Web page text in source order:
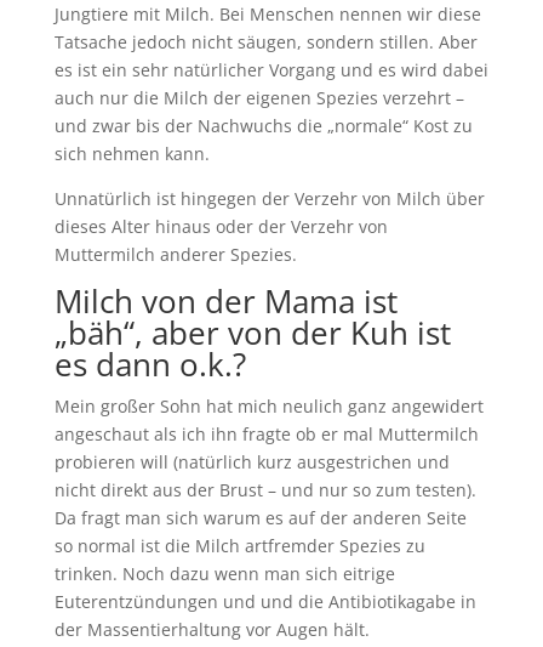
Jungtiere mit Milch. Bei Menschen nennen wir diese
Tatsache jedoch nicht säugen, sondern stillen. Aber
es ist ein sehr natürlicher Vorgang und es wird dabei
auch nur die Milch der eigenen Spezies verzehrt –
und zwar bis der Nachwuchs die „normale“ Kost zu
sich nehmen kann.
Unnatürlich ist hingegen der Verzehr von Milch über
dieses Alter hinaus oder der Verzehr von
Muttermilch anderer Spezies.
Milch von der Mama ist
„bäh“, aber von der Kuh ist
es dann o.k.?
Mein großer Sohn hat mich neulich ganz angewidert
angeschaut als ich ihn fragte ob er mal Muttermilch
probieren will (natürlich kurz ausgestrichen und
nicht direkt aus der Brust – und nur so zum testen).
Da fragt man sich warum es auf der anderen Seite
so normal ist die Milch artfremder Spezies zu
trinken. Noch dazu wenn man sich eitrige
Euterentzündungen und und die Antibiotikagabe in
der Massentierhaltung vor Augen hält.